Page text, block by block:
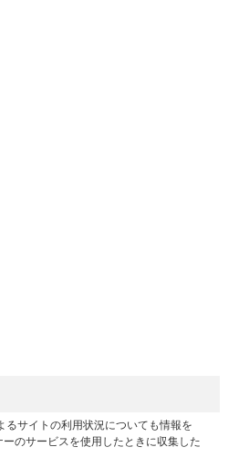
サイトの利用状況についても情報を
のサービスを使用したときに収集した